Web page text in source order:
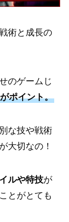
術と成長の
のゲームじ
ポイント。
な技や戦術
大切なの！
ルや特技が
とがとても